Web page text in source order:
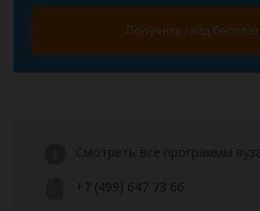
Получить гайд
Смотреть все программы
+7 (499) 647 73 66